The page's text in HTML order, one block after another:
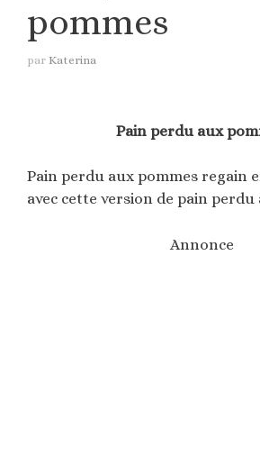
pommes
par Katerina
Pain perdu aux
Pain perdu aux pommes regain
avec cette version de pain perdu
Annonce